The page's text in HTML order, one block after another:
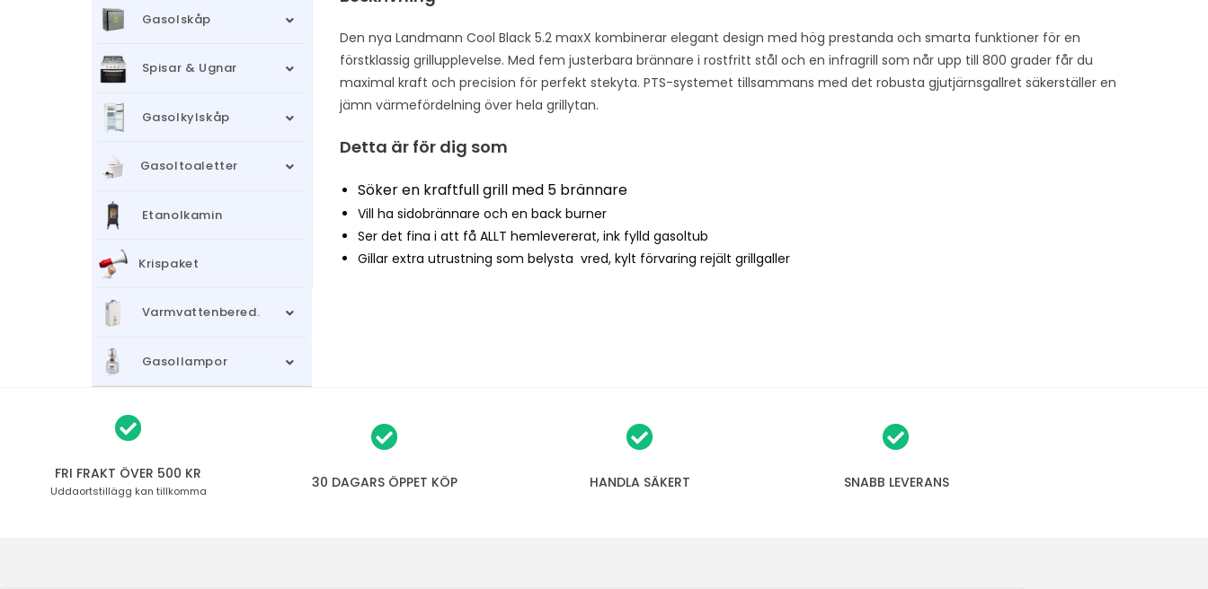
Den nya Landmann Cool Black 5.2 maxX kombinerar elegant design med hög prestanda och smarta funktioner för en
förstklassig grillupplevelse. Med fem justerbara brännare i rostfritt stål och en infragrill som når upp till 800 grader får du
maximal kraft och precision för perfekt stekyta. PTS-systemet tillsammans med det robusta gjutjärnsgallret säkerställer en
jämn värmefördelning över hela grillytan.
Detta är för dig som
Söker en kraftfull grill med 5 brännare
Vill ha sidobrännare och en back burner
Ser det fina i att få ALLT hemlevererat, ink fylld gasoltub
Gillar extra utrustning som belysta vred, kylt förvaring rejält grillgaller
Gasolskåp
Spisar & Ugnar
Gasolkylskåp
Gasoltoaletter
Etanolkamin
Krispaket
Varmvattenbered.
Gasollampor
FRI FRAKT ÖVER 500 KR
Uddaortstillägg kan tillkomma 30 DAGARS ÖPPET KÖP HANDLA SÄKERT SNABB LEVERANS